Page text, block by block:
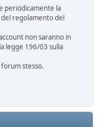
periodicamente la
regolamento del
non saranno in
legge 196/03 sulla
stesso.